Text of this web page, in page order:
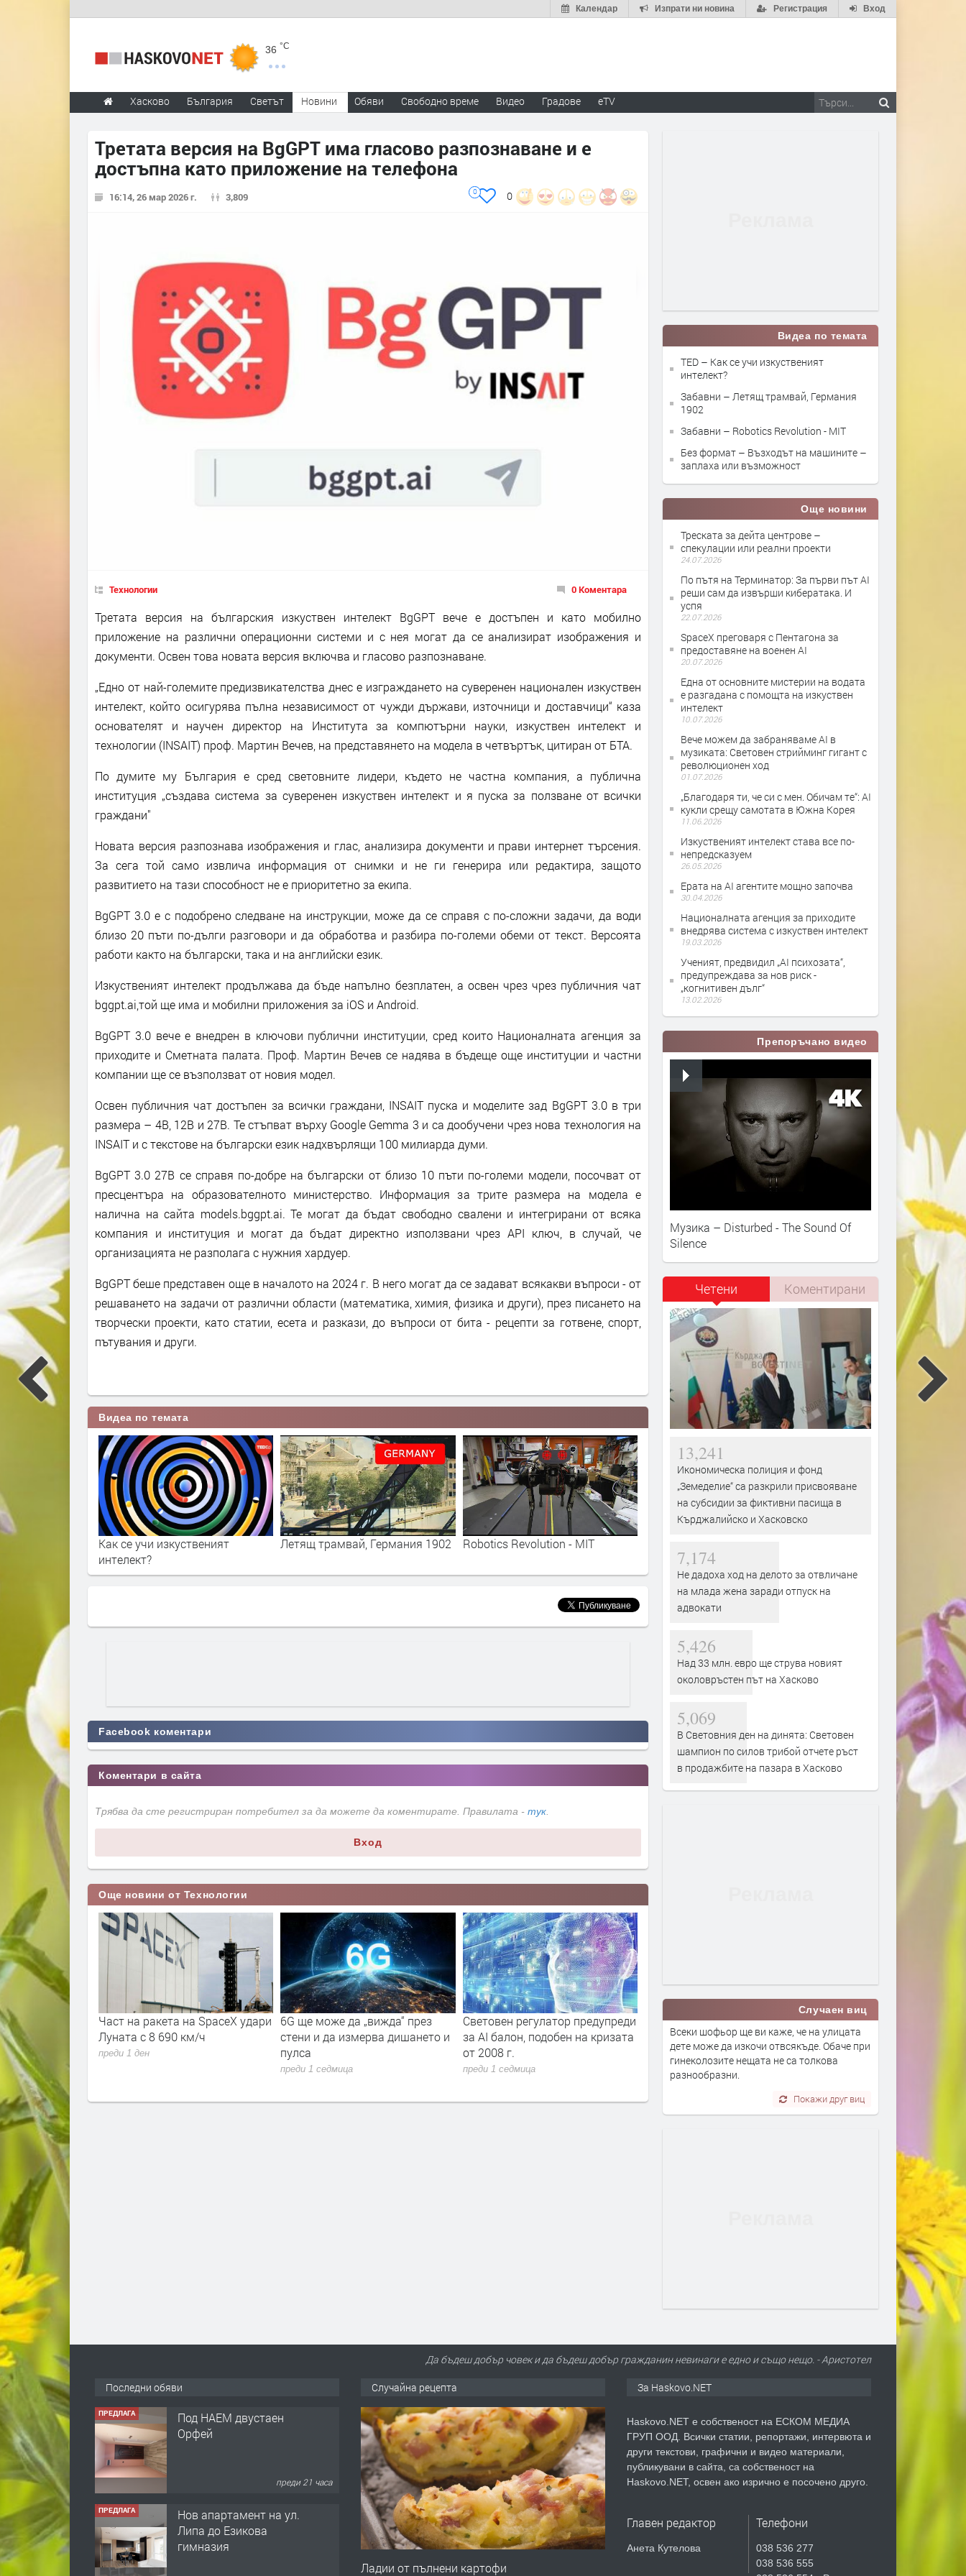
Вход
Регистрация
Изпрати ни новина
Календар
36 °C
Хасково България Светът Новини Обяви Свободно време Видео Градове eTV
Третата версия на BgGPT има гласово разпознаване и е
достъпна като приложение на телефона
16:14, 26 мар 2026 г. 3,809 0
0
Технологии 0 Коментара
Третата версия на българския изкуствен интелект BgGPT вече е достъпен и като мобилно
приложение на различни операционни системи и с нея могат да се анализират изображения и
документи. Освен това новата версия включва и гласово разпознаване.
„Едно от най-големите предизвикателства днес е изграждането на суверенен национален изкуствен
интелект, който осигурява пълна независимост от чужди държави, източници и доставчици“ каза
основателят и научен директор на Института за компютърни науки, изкуствен интелект и
технологии (INSAIT) проф. Мартин Вечев, на представянето на модела в четвъртък, цитиран от БТА.
По думите му България е сред световните лидери, където не частна компания, а публична
институция „създава система за суверенен изкуствен интелект и я пуска за ползване от всички
граждани"
Новата версия разпознава изображения и глас, анализира документи и прави интернет търсения.
За сега той само извлича информация от снимки и не ги генерира или редактира, защото
развитието на тази способност не е приоритетно за екипа.
BgGPT 3.0 е с подобрено следване на инструкции, може да се справя с по-сложни задачи, да води
близо 20 пъти по-дълги разговори и да обработва и разбира по-големи обеми от текст. Версоята
работи както на български, така и на английски език.
Изкуственият интелект продължава да бъде напълно безплатен, а освен чрез чрез публичния чат
bggpt.ai,той ще има и мобилни приложения за iOS и Android.
BgGPT 3.0 вече е внедрен в ключови публични институции, сред които Националната агенция за
приходите и Сметната палата. Проф. Мартин Вечев се надява в бъдеще още институции и частни
компании ще се възползват от новия модел.
Освен публичния чат достъпен за всички граждани, INSAIT пуска и моделите зад BgGPT 3.0 в три
размера – 4B, 12B и 27B. Те стъпват върху Google Gemma 3 и са дообучени чрез нова технология на
INSAIT и с текстове на български език надхвърлящи 100 милиарда думи.
BgGPT 3.0 27B се справя по-добре на български от близо 10 пъти по-големи модели, посочват от
пресцентъра на образователното министерство. Информация за трите размера на модела е
налична на сайта models.bggpt.ai. Те могат да бъдат свободно свалени и интегрирани от всяка
компания и институция и могат да бъдат директно използвани чрез API ключ, в случай, че
организацията не разполага с нужния хардуер.
BgGPT беше представен още в началото на 2024 г. В него могат да се задават всякакви въпроси - от
решаването на задачи от различни области (математика, химия, физика и други), през писането на
творчески проекти, като статии, есета и разкази, до въпроси от бита - рецепти за готвене, спорт,
пътувания и други.
Видеа по темата
Как се учи изкуственият
интелект?
Летящ трамвай, Германия 1902 Robotics Revolution - MIT
заплаха или възможност
Facebook коментари
Коментари в сайта
Трябва да сте регистриран потребител за да можете да коментирате. Правилата - тук
Вход
Още новини от Технологии
как да
Някои и ще
Част на ракета на SpaceX удари
Луната с 8 690 км/ч
преди 1 ден
6G ще може да „вижда“ през
стени и да измерва дишането и
пулса
преди 1 седмица
Световен регулатор предупреди
за AI балон, подобен на кризата
от 2008 г.
преди 1 седмица
В САЩ работят по плаващ
мини-АЕЦ и центрове за данни в
океана
преди 1 седмица
Питейна вода от морето:
трябва да знаем за
обезсоляването
Видеа по темата
TED – Как се учи изкуственият
интелект?
Забавни – Летящ трамвай, Германия
1902
Забавни – Robotics Revolution - MIT
Без формат – Възходът на машините –
заплаха или възможност
Още новини
Треската за дейта центрове –
спекулации или реални проекти
24.07.2026
По пътя на Терминатор: За първи път AI
реши сам да извърши кибератака. И
успя
22.07.2026
SpaceX преговаря с Пентагона за
предоставяне на военен AI
20.07.2026
Една от основните мистерии на водата
е разгадана с помощта на изкуствен
интелект
10.07.2026
Вече можем да забраняваме AI в
музиката: Световен стрийминг гигант с
революционен ход
01.07.2026
„Благодаря ти, че си с мен. Обичам те“: AI
кукли срещу самотата в Южна Корея
11.06.2026
Изкуственият интелект става все по-
непредсказуем
26.05.2026
Ерата на АI агентите мощно започва
30.04.2026
Националната агенция за приходите
внедрява система с изкуствен интелект
19.03.2026
Ученият, предвидил „AI психозата“,
предупреждава за нов риск -
„когнитивен дълг“
13.02.2026
Препоръчано видео
Музика – Disturbed - The Sound Of
Silence
Четени Коментирани
13,241
Икономическа полиция и фонд
„Земеделие“ са разкрили присвояване
на субсидии за фиктивни пасища в
Кърджалийско и Хасковско
7,174
Не дадоха ход на делото за отвличане
на млада жена заради отпуск на
адвокати
5,426
Над 33 млн. евро ще струва новият
околовръстен път на Хасково
5,069
В Световния ден на динята: Световен
шампион по силов трибой отчете ръст
в продажбите на пазара в Хасково
Случаен виц
Всеки шофьор ще ви каже, че на улицата
дете може да изкочи отвсякъде. Обаче при
гинеколозите нещата не са толкова
разнообразни.
Покажи друг виц
Да бъдеш добър човек и да бъдеш добър гражданин невинаги е едно и също нещо. - Аристотел
Последни обяви
ПРЕДЛАГА
Под НАЕМ двустаен
Орфей
преди 21 часа
ПРЕДЛАГА
Нов апартамент на ул.
Липа до Езикова
гимназия
Случайна рецепта
Ладии от пълнени картофи
За Haskovo.NET
Haskovo.NET е собственост на ЕСКОМ МЕДИА
ГРУП ООД. Всички статии, репортажи, интервюта и
други текстови, графични и видео материали,
публикувани в сайта, са собственост на
Haskovo.NET, освен ако изрично е посочено друго.
Главен редактор
Анета Кутелова
Телефони
038 536 277
038 536 555